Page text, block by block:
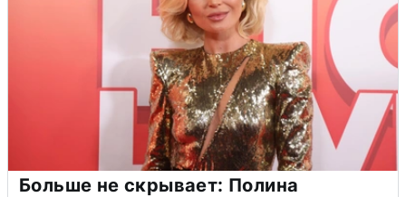
Больше не скрывает: Полина